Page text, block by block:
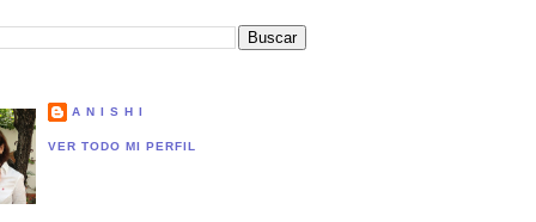
A N I S H I
VER TODO MI PERFIL